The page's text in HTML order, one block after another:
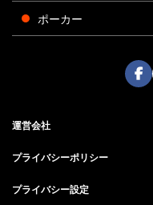
ポーカー
運営会社
プライバシーポリシー
プライバシー設定